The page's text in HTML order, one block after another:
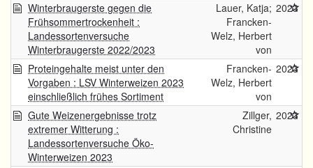
Winterbraugerste gegen die
Frühsommertrockenheit :
Landessortenversuche
Winterbraugerste 2022/2023
Lauer, Katja;
Francken-
Welz, Herbert
von
2023
Proteingehalte meist unter den
Vorgaben : LSV Winterweizen 2023
einschließlich frühes Sortiment
Francken-
Welz, Herbert
von
2023
Gute Weizenergebnisse trotz
extremer Witterung :
Landessortenversuche Öko-
Winterweizen 2023
Zillger,
Christine
2023